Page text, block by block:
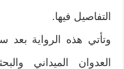
التفاصيل فيها.
وتأتي هذه الرواية
العدوان الميداني